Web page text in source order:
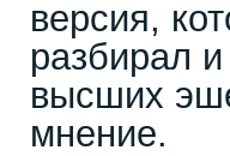
версия,
разбирал
высших
мнение.